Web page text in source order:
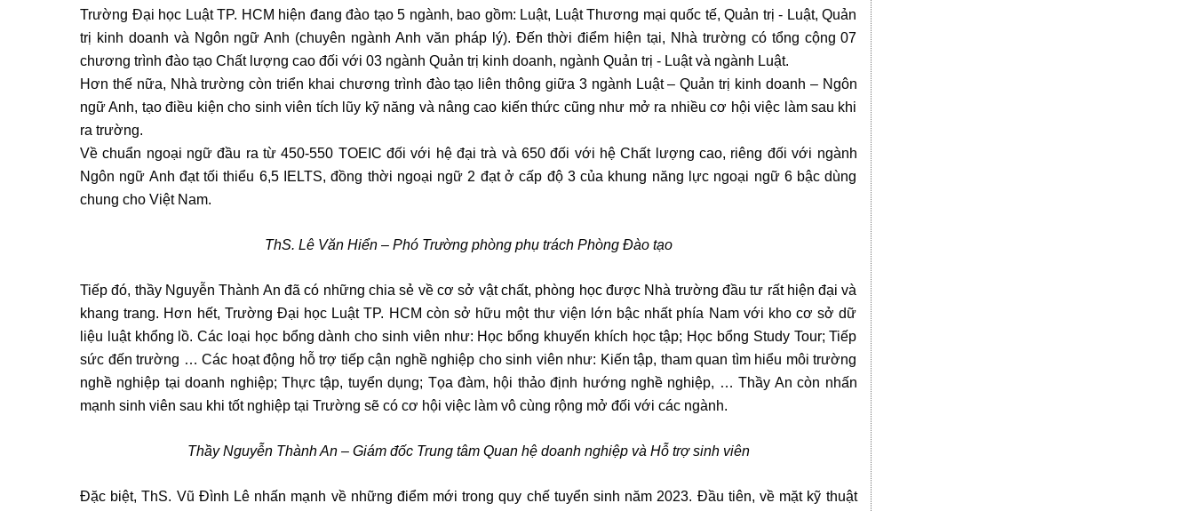
Trường Đại học Luật TP. HCM hiện đang đào tạo 5 ngành, bao gồm: Luật, Luật Thương mại quốc tế, Quản trị - Luật, Quản
trị kinh doanh và Ngôn ngữ Anh (chuyên ngành Anh văn pháp lý). Đến thời điểm hiện tại, Nhà trường có tổng cộng 07
chương trình đào tạo Chất lượng cao đối với 03 ngành Quản trị kinh doanh, ngành Quản trị - Luật và ngành Luật.
Hơn thế nữa, Nhà trường còn triển khai chương trình đào tạo liên thông giữa 3 ngành Luật – Quản trị kinh doanh – Ngôn
ngữ Anh, tạo điều kiện cho sinh viên tích lũy kỹ năng và nâng cao kiến thức cũng như mở ra nhiều cơ hội việc làm sau khi
ra trường.
Về chuẩn ngoại ngữ đầu ra từ 450-550 TOEIC đối với hệ đại trà và 650 đối với hệ Chất lượng cao, riêng đối với ngành
Ngôn ngữ Anh đạt tối thiểu 6,5 IELTS, đồng thời ngoại ngữ 2 đạt ở cấp độ 3 của khung năng lực ngoại ngữ 6 bậc dùng
chung cho Việt Nam.
ThS. Lê Văn Hiển – Phó Trường phòng phụ trách Phòng Đào tạo
Tiếp đó, thầy Nguyễn Thành An đã có những chia sẻ về cơ sở vật chất, phòng học được Nhà trường đầu tư rất hiện đại và
khang trang. Hơn hết, Trường Đại học Luật TP. HCM còn sở hữu một thư viện lớn bậc nhất phía Nam với kho cơ sở dữ
liệu luật khổng lồ. Các loại học bổng dành cho sinh viên như: Học bổng khuyến khích học tập; Học bổng Study Tour; Tiếp
sức đến trường … Các hoạt động hỗ trợ tiếp cận nghề nghiệp cho sinh viên như: Kiến tập, tham quan tìm hiểu môi trường
nghề nghiệp tại doanh nghiệp; Thực tập, tuyển dụng; Tọa đàm, hội thảo định hướng nghề nghiệp, … Thầy An còn nhấn
mạnh sinh viên sau khi tốt nghiệp tại Trường sẽ có cơ hội việc làm vô cùng rộng mở đối với các ngành.
Thầy Nguyễn Thành An – Giám đốc Trung tâm Quan hệ doanh nghiệp và Hỗ trợ sinh viên
Đặc biệt, ThS. Vũ Đình Lê nhấn mạnh về những điểm mới trong quy chế tuyển sinh năm 2023. Đầu tiên, về mặt kỹ thuật